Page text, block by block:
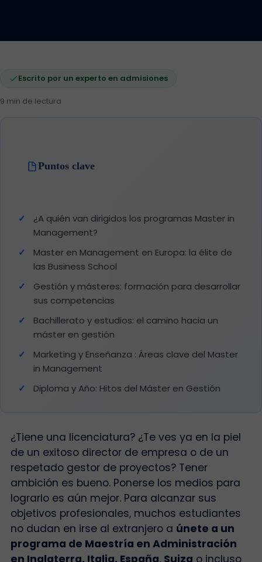
Escrito por un experto en admisiones
9 min de lectura
Puntos clave
¿A quién van dirigidos los programas Master in
Management?
Master en Management en Europa: la élite de
las Business School
Gestión y másteres: formación para desarrollar
sus competencias
Bachillerato y estudios: el camino hacia un
máster en gestión
Marketing y Enseñanza : Áreas clave del Master
in Management
Diploma y Año: Hitos del Máster en Gestión
¿Tiene una licenciatura? ¿Te ves ya en la piel
de un exitoso director de empresa o de un
respetado gestor de proyectos? Tener
ambición es bueno. Ponerse los medios para
lograrlo es aún mejor. Para alcanzar sus
objetivos profesionales, muchos estudiantes
no dudan en irse al extranjero a únete a un
programa de Maestría en Administración
en Inglaterra, Italia, España, Suiza o incluso